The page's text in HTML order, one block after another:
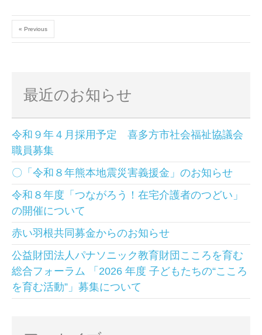
« Previous
最近のお知らせ
令和９年４月採用予定 喜多方市社会福祉協議会
職員募集
〇「令和８年熊本地震災害義援金」のお知らせ
令和８年度「つながろう！在宅介護者のつどい」
の開催について
赤い羽根共同募金からのお知らせ
公益財団法人パナソニック教育財団こころを育む
総合フォーラム 「2026 年度 子どもたちの“こころ
を育む活動”」募集について